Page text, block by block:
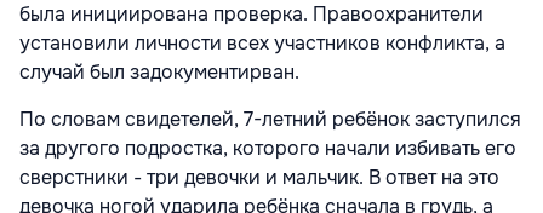
была инициирована проверка. Правоохранители
установили личности всех участников конфликта, а
случай был задокументирван.
По словам свидетелей, 7-летний ребёнок заступился
за другого подростка, которого начали избивать его
сверстники - три девочки и мальчик. В ответ на это
девочка ногой ударила ребёнка сначала в грудь, а